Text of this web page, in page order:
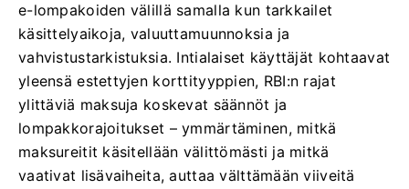
e-lompakoiden välillä samalla kun tarkkailet
käsittelyaikoja, valuuttamuunnoksia ja
vahvistustarkistuksia. Intialaiset käyttäjät kohtaavat
yleensä estettyjen korttityyppien, RBI:n rajat
ylittäviä maksuja koskevat säännöt ja
lompakkorajoitukset – ymmärtäminen, mitkä
maksureitit käsitellään välittömästi ja mitkä
vaativat lisävaiheita, auttaa välttämään viiveitä